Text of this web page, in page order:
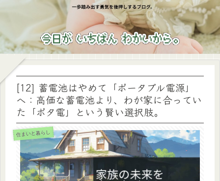
[12] 蓄電池はやめて「ポータブル電源」
へ：高価な蓄電池より、わが家に合ってい
た「ポタ電」という賢い選択肢。
住まいと暮らし